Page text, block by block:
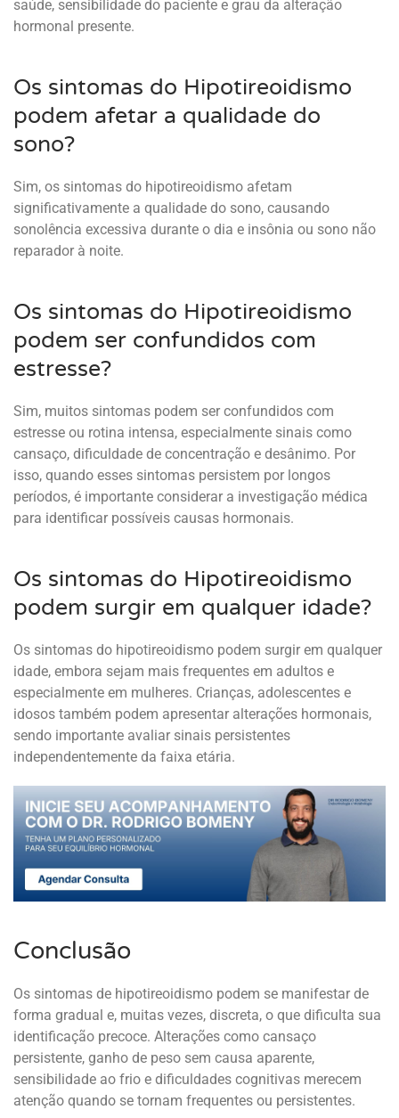
saúde, sensibilidade do paciente e grau da alteração
hormonal presente.
Os sintomas do Hipotireoidismo
podem afetar a qualidade do
sono?
Sim, os sintomas do hipotireoidismo afetam
significativamente a qualidade do sono, causando
sonolência excessiva durante o dia e insônia ou sono não
reparador à noite.
Os sintomas do Hipotireoidismo
podem ser confundidos com
estresse?
Sim, muitos sintomas podem ser confundidos com
estresse ou rotina intensa, especialmente sinais como
cansaço, dificuldade de concentração e desânimo. Por
isso, quando esses sintomas persistem por longos
períodos, é importante considerar a investigação médica
para identificar possíveis causas hormonais.
Os sintomas do Hipotireoidismo
podem surgir em qualquer idade?
Os sintomas do hipotireoidismo podem surgir em qualquer
idade, embora sejam mais frequentes em adultos e
especialmente em mulheres. Crianças, adolescentes e
idosos também podem apresentar alterações hormonais,
sendo importante avaliar sinais persistentes
independentemente da faixa etária.
Conclusão
Os sintomas de hipotireoidismo podem se manifestar de
forma gradual e, muitas vezes, discreta, o que dificulta sua
identificação precoce. Alterações como cansaço
persistente, ganho de peso sem causa aparente,
sensibilidade ao frio e dificuldades cognitivas merecem
atenção quando se tornam frequentes ou persistentes.